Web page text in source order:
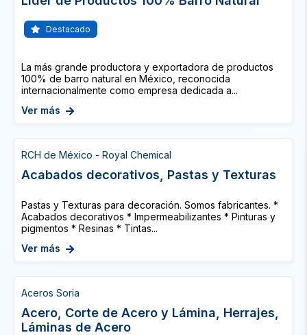
Destacado
La más grande productora y exportadora de productos
100% de barro natural en México, reconocida
internacionalmente como empresa dedicada a...
Ver más
RCH de México - Royal Chemical
Acabados decorativos, Pastas y Texturas
Pastas y Texturas para decoración. Somos fabricantes. *
Acabados decorativos * Impermeabilizantes * Pinturas y
pigmentos * Resinas * Tintas...
Ver más
Aceros Soria
Acero, Corte de Acero y Lámina, Herrajes,
Láminas de Acero